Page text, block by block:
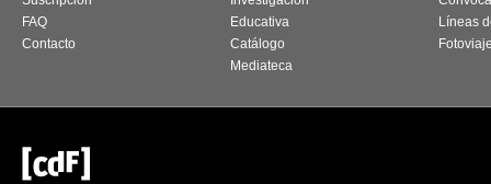
FAQ
Contacto
Educativa
Catálogo
Mediateca
Líneas